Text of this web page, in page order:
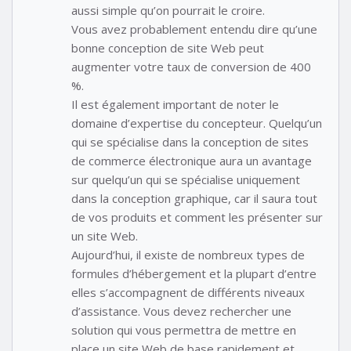
aussi simple qu’on pourrait le croire.
Vous avez probablement entendu dire qu’une
bonne conception de site Web peut
augmenter votre taux de conversion de 400
%.
Il est également important de noter le
domaine d’expertise du concepteur. Quelqu’un
qui se spécialise dans la conception de sites
de commerce électronique aura un avantage
sur quelqu’un qui se spécialise uniquement
dans la conception graphique, car il saura tout
de vos produits et comment les présenter sur
un site Web.
Aujourd’hui, il existe de nombreux types de
formules d’hébergement et la plupart d’entre
elles s’accompagnent de différents niveaux
d’assistance. Vous devez rechercher une
solution qui vous permettra de mettre en